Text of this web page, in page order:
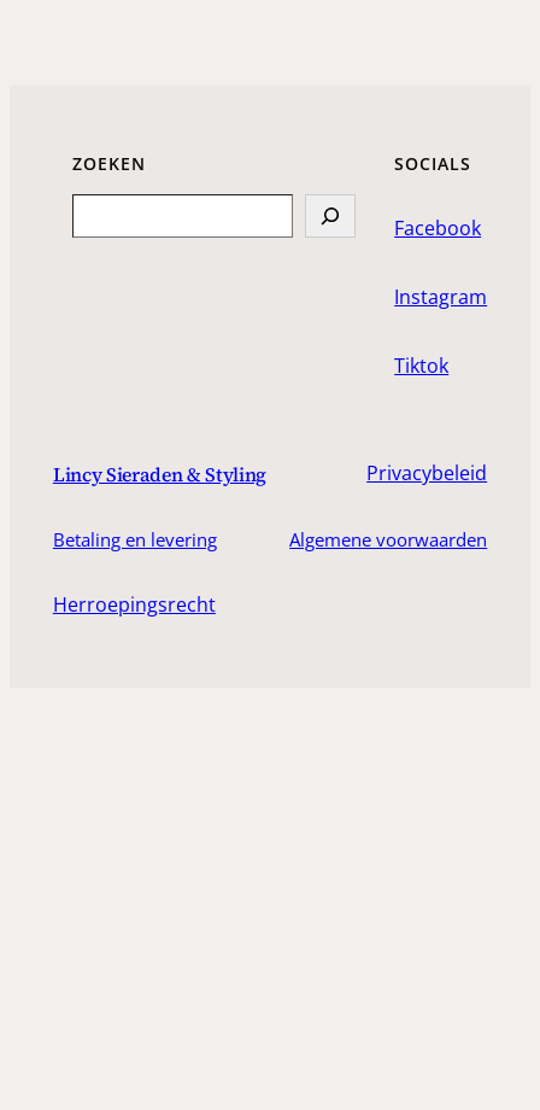
ZOEKEN SOCIALS
Facebook
Instagram
Tiktok
Lincy Sieraden & Styling Privacybeleid
Betaling en levering Algemene voorwaarden
Herroepingsrecht